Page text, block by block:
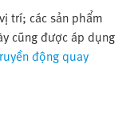
trí; các sản phẩm
cũng được áp dụng
động quay